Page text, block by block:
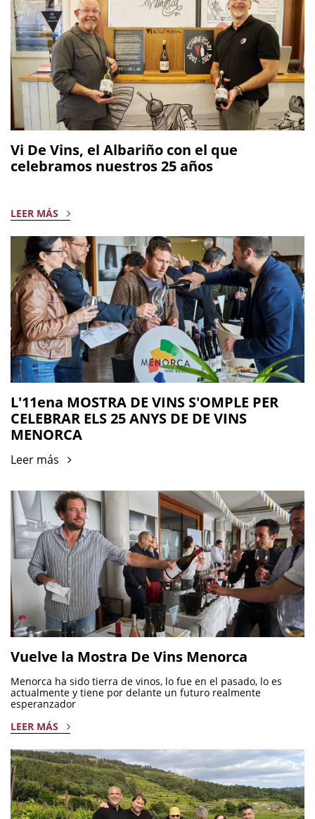
fins a Menorca i ha estat finalment Carlos Juaristi, amic íntim
qui ha recollit el guardó en nom de la família. “Conec en
Carlos Esteva de tota la vida i de fet, soc una mica culpable de
que acabés dedicat a recuperar la finca familiar de Can Ràfols
dels Caus perquè va ser durant una visita que vam fer
plegats allà quan li vaig deixar caure que allò no es podia
deixar perdre” ha explicat l’amic Juaristi quan ha rebut
emocionat l’escultura d’ullastre en forma d’ampolla de vi que
li ha lliurat Dani Boix.
Vi De Vins, el Albariño con el que
celebramos nuestros 25 años
LEER MÁS
L'11ena MOSTRA DE VINS S'OMPLE PER
CELEBRAR ELS 25 ANYS DE DE VINS
MENORCA
Leer más
Vuelve la Mostra De Vins Menorca
Menorca ha sido tierra de vinos, lo fue en el pasado, lo es
actualmente y tiene por delante un futuro realmente
esperanzador
LEER MÁS